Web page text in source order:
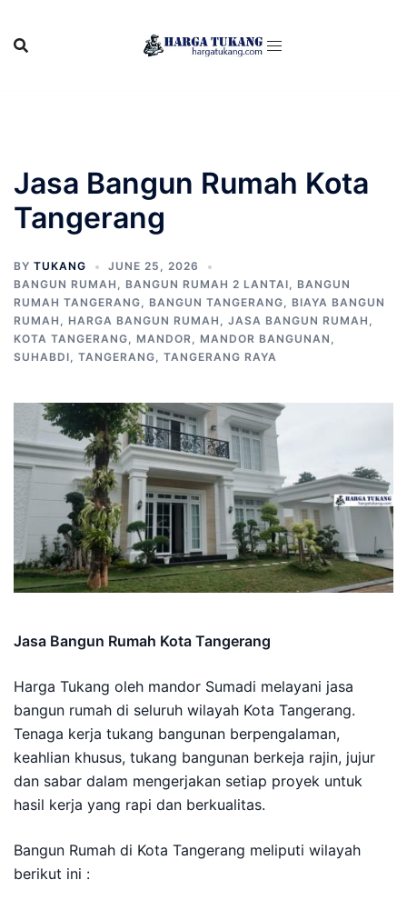
content
Jasa Bangun Rumah Kota
Tangerang
BY TUKANG
JUNE 25, 2026
BANGUN RUMAH , BANGUN RUMAH 2 LANTAI, BANGUN
RUMAH TANGERANG, BANGUN TANGERANG, BIAYA BANGUN
RUMAH , HARGA BANGUN RUMAH , JASA BANGUN RUMAH ,
KOTA TANGERANG, MANDOR, MANDOR BANGUNAN ,
SUHABDI, TANGERANG, TANGERANG RAYA
Jasa Bangun Rumah Kota Tangerang
Harga Tukang oleh mandor Sumadi melayani jasa
bangun rumah di seluruh wilayah Kota Tangerang.
Tenaga kerja tukang bangunan berpengalaman,
keahlian khusus, tukang bangunan berkeja rajin, jujur
dan sabar dalam mengerjakan setiap proyek untuk
hasil kerja yang rapi dan berkualitas.
Bangun Rumah di Kota Tangerang meliputi wilayah
berikut ini :